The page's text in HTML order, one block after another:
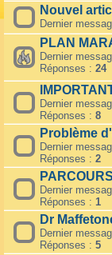
Nouvel
Dernier
PLAN
Dernier
Réponses : 24
Dernier
Réponses : 8
Problème
Dernier
Réponses : 2
PARCOURS
Dernier
Réponses : 1
Dr
Dernier
Réponses : 5